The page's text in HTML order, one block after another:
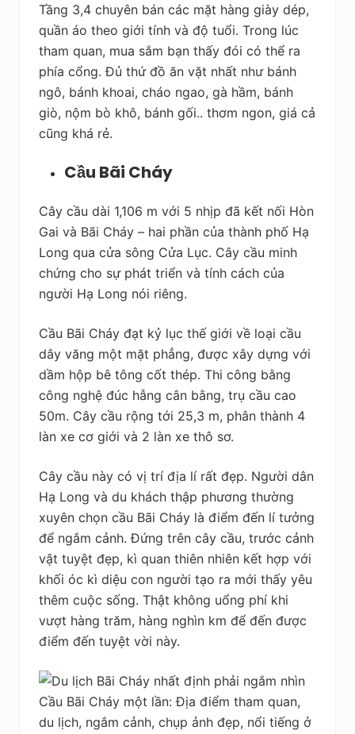
Tầng 3,4 chuyên bán các mặt hàng giày dép,
quần áo theo giới tính và độ tuổi. Trong lúc
tham quan, mua sắm bạn thấy đói có thể ra
phía cổng. Đủ thứ đồ ăn vặt nhất như bánh
ngô, bánh khoai, cháo ngao, gà hầm, bánh
giò, nộm bò khô, bánh gối.. thơm ngon, giá cả
cũng khá rẻ.
Cầu Bãi Cháy
Cây cầu dài 1,106 m với 5 nhịp đã kết nối Hòn
Gai và Bãi Cháy – hai phần của thành phố Hạ
Long qua cửa sông Cửa Lục. Cây cầu minh
chứng cho sự phát triển và tính cách của
người Hạ Long nói riêng.
Cầu Bãi Cháy đạt kỷ lục thế giới về loại cầu
dây văng một mặt phẳng, được xây dựng với
dầm hộp bê tông cốt thép. Thi công bằng
công nghệ đúc hẫng cân bằng, trụ cầu cao
50m. Cây cầu rộng tới 25,3 m, phân thành 4
làn xe cơ giới và 2 làn xe thô sơ.
Cây cầu này có vị trí địa lí rất đẹp. Người dân
Hạ Long và du khách thập phương thường
xuyên chọn cầu Bãi Cháy là điểm đến lí tưởng
để ngắm cảnh. Đứng trên cây cầu, trước cảnh
vật tuyệt đẹp, kì quan thiên nhiên kết hợp với
khối óc kì diệu con người tạo ra mới thấy yêu
thêm cuộc sống. Thật không uổng phí khi
vượt hàng trăm, hàng nghìn km để đến được
điểm đến tuyệt vời này.